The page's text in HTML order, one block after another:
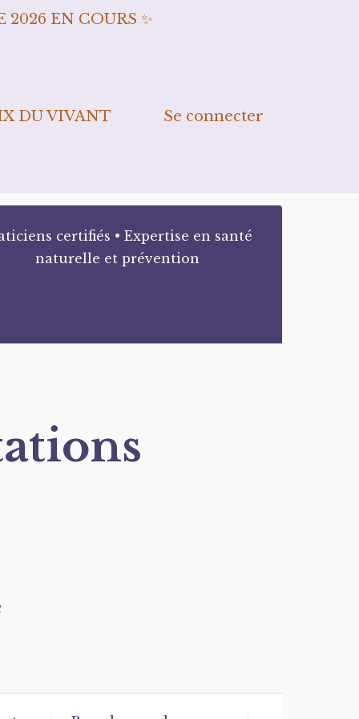
EN COURS ✨
DU VIVANT Se connecter
certifiés • Expertise en santé
naturelle et prévention